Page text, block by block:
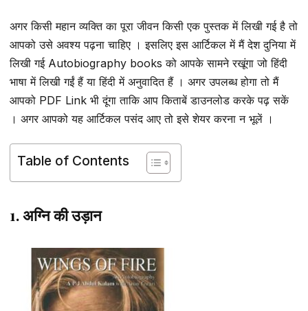
अगर किसी महान व्यक्ति का पूरा जीवन किसी एक पुस्तक में लिखी गई है तो
आपको उसे अवश्य पढ़ना चाहिए । इसलिए इस आर्टिकल में मैं देश दुनिया में
लिखी गई Autobiography books को आपके सामने रखूंगा जो हिंदी
भाषा में लिखी गईं हैं या हिंदी में अनुवादित हैं । अगर उपलब्ध होगा तो मैं
आपको PDF Link भी दूंगा ताकि आप किताबें डाउनलोड करके पढ़ सकें
। अगर आपको यह आर्टिकल पसंद आए तो इसे शेयर करना न भूलें ।
Table of Contents
1. अग्नि की उड़ान